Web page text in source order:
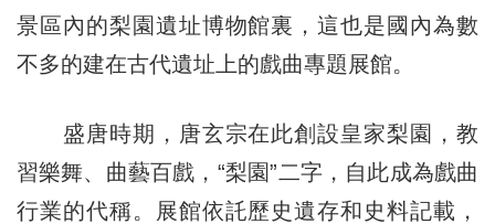
景區內的梨園遺址博物館裏，這也是國內為數
不多的建在古代遺址上的戲曲專題展館。
盛唐時期，唐玄宗在此創設皇家梨園，教
習樂舞、曲藝百戲，“梨園”二字，自此成為戲曲
行業的代稱。展館依託歷史遺存和史料記載，